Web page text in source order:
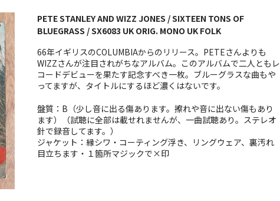
PETE STANLEY AND WIZZ JONES / SIXTEEN TONS OF
BLUEGRASS / SX6083 UK ORIG. MONO UK FOLK
66年イギリスのCOLUMBIAからのリリース。PETEさんよりも
WIZZさんが注目されがちなアルバム。このアルバムで二人ともレ
コードデビューを果たす記念すべき一枚。ブルーグラスな曲もや
ってますが、タイトルにするほど濃くはないです。
盤質：B（少し音に出る傷あります。擦れや音に出ない傷もあり
ます）（試聴に全部は載せれませんが、一曲試聴あり。ステレオ
針で録音してます。）
ジャケット：縁シワ・コーティング浮き、リングウェア、裏汚れ
目立ちます・１箇所マジックで×印